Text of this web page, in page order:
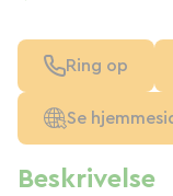
Beskrivelse
Ring op
Se